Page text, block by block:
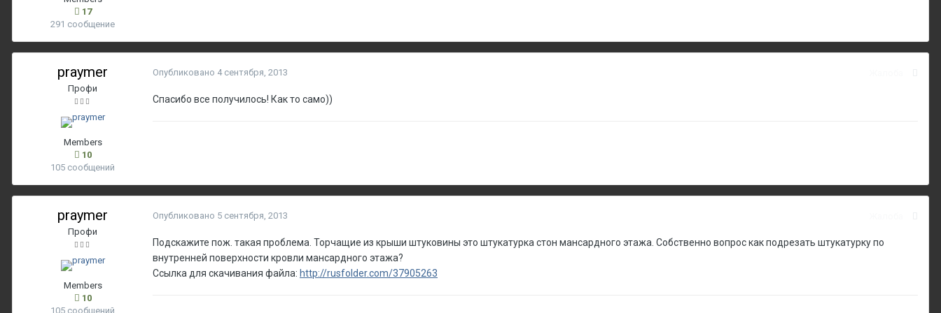
17
291 сообщение
praymer
Профи
Members
10
105 сообщений
Опубликовано 4 сентября, 2013
Спасибо все получилось! Как то само))
praymer
Профи
Members
10
105 сообщений
Опубликовано 5 сентября, 2013
Подскажите пож. такая проблема. Торчащие из крыши штуковины это штукатурка стон мансардного этажа. Собственно вопрос как подрезать штукатурку по
внутренней поверхности кровли мансардного этажа?
Ссылка для скачивания файла: http://rusfolder.com/37905263